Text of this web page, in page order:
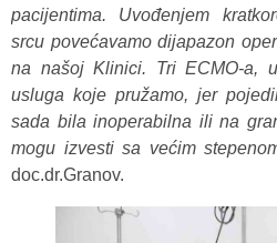
pacijentima. Uvođenjem
srcu povećavamo dijapazon
na našoj Klinici. Tri ECMO-a,
usluga koje pružamo, jer
sada bila inoperabilna ili na
mogu izvesti sa većim
doc.dr.Granov.